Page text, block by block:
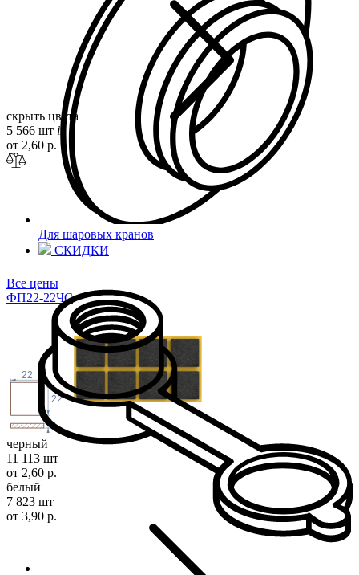
Для шаровых кранов
СКИДКИ
скрыть цвета
5 566 шт i
от 2,60 р.
Все цены
ФП22-22ЧС
3
22
22
черный
11 113 шт
от 2,60 р.
белый
7 823 шт
от 3,90 р.